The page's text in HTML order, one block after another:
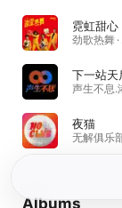
霓虹甜心
劲歌热舞
下一站
声生不息.
夜猫
无解俱乐
Albums